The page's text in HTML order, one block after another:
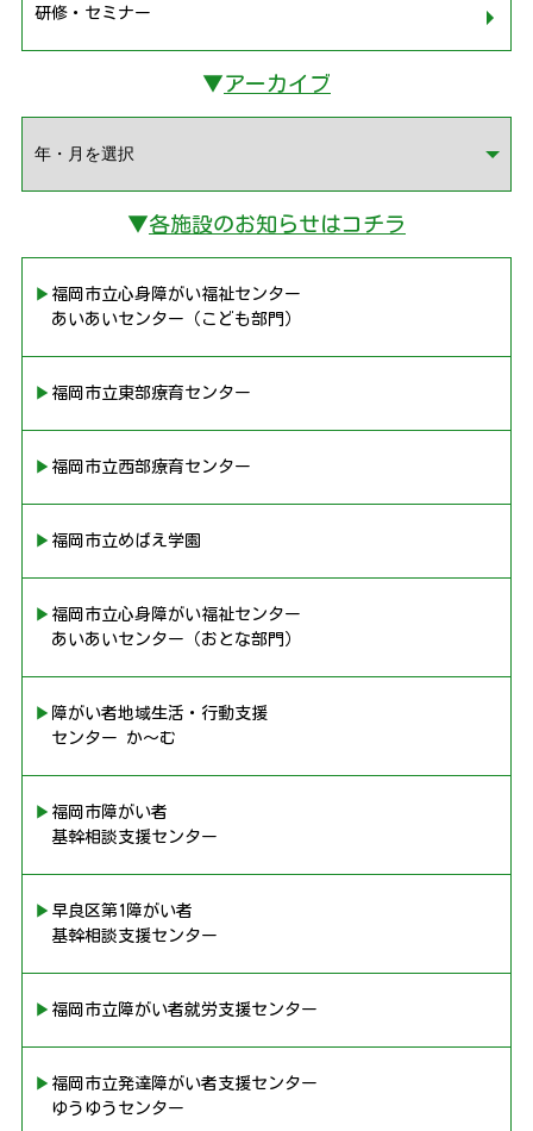
研修・セミナー
▼アーカイブ
▼各施設のお知らせはコチラ
▶︎福岡市立心身障がい福祉センター
あいあいセンター（こども部門）
▶︎福岡市立東部療育センター
▶︎福岡市立西部療育センター
▶︎福岡市立めばえ学園
▶︎福岡市立心身障がい福祉センター
あいあいセンター（おとな部門）
▶︎障がい者地域生活・行動支援
センター か〜む
▶︎福岡市障がい者
基幹相談支援センター
▶︎早良区第1障がい者
基幹相談支援センター
▶︎福岡市立障がい者就労支援センター
▶︎福岡市立発達障がい者支援センター
ゆうゆうセンター